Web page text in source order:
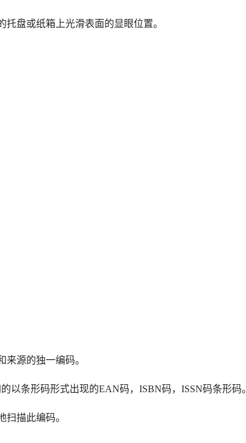
盘或纸箱上光滑表面的显眼位置。
源的独一编码。
以条形码形式出现的EAN码，ISBN码，ISSN码条形码
描此编码。